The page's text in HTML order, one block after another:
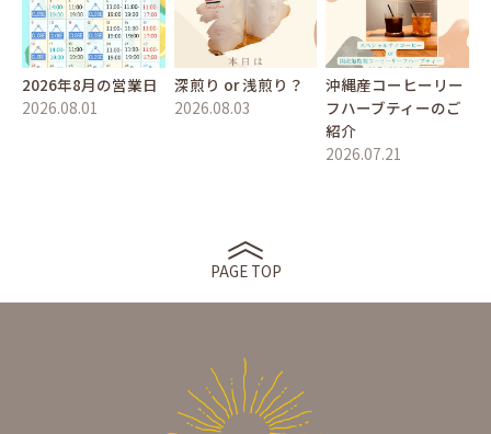
2026年8月の営業日
2026.08.01
深煎り or 浅煎り？
2026.08.03
沖縄産コーヒーリー
フハーブティーのご
紹介
2026.07.21
PAGE TOP